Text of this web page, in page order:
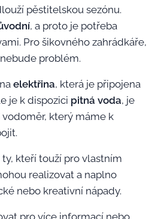
pěstitelskou sezónu.
, a proto je potřeba
Pro šikovného zahrádkáře,
problém.
elektřina, která je připojena
je k dispozici pitná voda, je
který máme k
kteří touží pro vlastním
realizovat a naplno
nebo kreativní nápady.
pro více informací nebo